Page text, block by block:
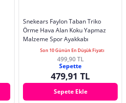
Snekears Faylon Taban Triko
Örme Hava Alan Koku Yapmaz
Malzeme Spor Ayakkabı
Son 10 Günün En Düşük Fiyatı
499,90 TL
Sepette
479,91 TL
Sepete Ekle